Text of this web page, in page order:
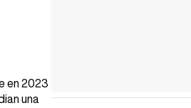
en 2023
una